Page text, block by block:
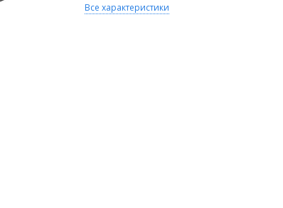
Все характеристики